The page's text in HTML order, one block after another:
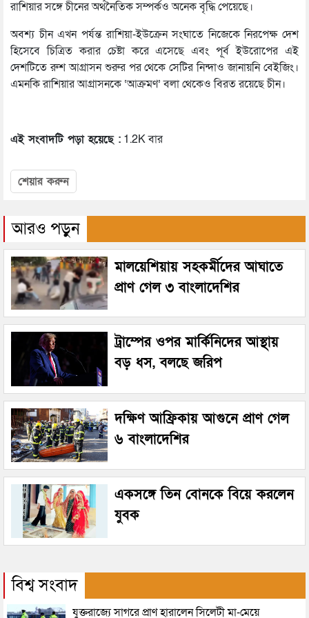
রাশিয়ার সঙ্গে চীনের অর্থনৈতিক সম্পর্কও অনেক বৃদ্ধি পেয়েছে।
অবশ্য চীন এখন পর্যন্ত রাশিয়া-ইউক্রেন সংঘাতে নিজেকে নিরপেক্ষ দেশ
হিসেবে চিত্রিত করার চেষ্টা করে এসেছে এবং পূর্ব ইউরোপের এই
দেশটিতে রুশ আগ্রাসন শুরুর পর থেকে সেটির নিন্দাও জানায়নি বেইজিং।
এমনকি রাশিয়ার আগ্রাসনকে ‘আক্রমণ’ বলা থেকেও বিরত রয়েছে চীন।
এই সংবাদটি পড়া হয়েছে : 1.2K বার
শেয়ার করুন
আরও পড়ুন
মালয়েশিয়ায় সহকর্মীদের আঘাতে
প্রাণ গেল ৩ বাংলাদেশির
ট্রাম্পের ওপর মার্কিনিদের আস্থায়
বড় ধস, বলছে জরিপ
দক্ষিণ আফ্রিকায় আগুনে প্রাণ গেল
৬ বাংলাদেশির
একসঙ্গে তিন বোনকে বিয়ে করলেন
যুবক
বিশ্ব সংবাদ
যুক্তরাজ্যে সাগরে প্রাণ হারালেন সিলেটী মা-মেয়ে